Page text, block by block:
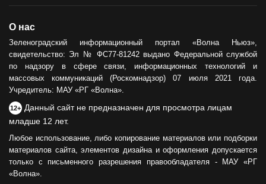
О нас
Зеленоградский информационный портал «Волна Ньюз»,
свидетельство: Эл № ФС77-81242 выдано Федеральной службой
по надзору в сфере связи, информационных технологий и
массовых коммуникаций (Роскомнадзор) 07 июля 2021 года.
Учредитель: МАУ «РГ «Волна».
12+ Данный сайт не предназначен для просмотра лицам
младше 12 лет.
Любое использование, либо копирование материалов или подборки
материалов сайта, элементов дизайна и оформления допускается
только с письменного разрешения правообладателя - МАУ «РГ
«Волна».